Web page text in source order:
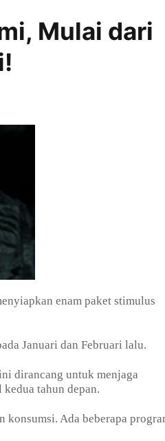
Mulai dari
enam paket stimulus
Januari dan Februari lalu.
dirancang untuk menjaga
tahun depan.
Ada beberapa